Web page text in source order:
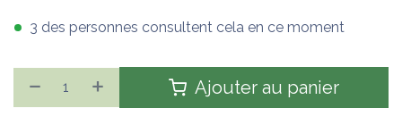
3 des personnes consultent cela en ce moment
Ajouter au panier